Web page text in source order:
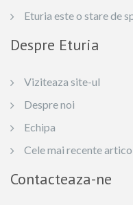
Eturia este o stare de
Despre Eturia
Viziteaza site-ul
Despre noi
Echipa
Cele mai recente
Contacteaza-ne